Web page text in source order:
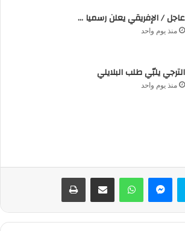
عاجل / الإفريقي يعلن رسميا …
منذ يوم واحد
الترجي يلبّي طلب البلايلي
منذ يوم واحد
سكايب واتساب